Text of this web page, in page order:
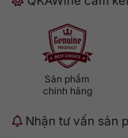
Sản phẩm
chính hãng
Nhận tư vấn sản